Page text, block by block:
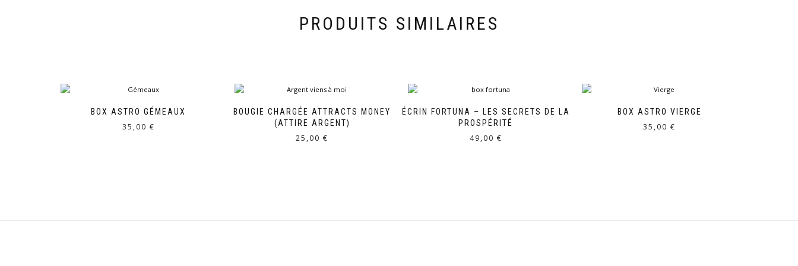
PRODUITS SIMILAIRES
BOX ASTRO GÉMEAUX
35,00 €
BOUGIE CHARGÉE ATTRACTS MONEY
(ATTIRE ARGENT)
25,00€
ÉCRIN FORTUNA – LES SECRETS DE LA
PROSPÉRITÉ
49,00 €
BOX ASTRO VIERGE
35,00€